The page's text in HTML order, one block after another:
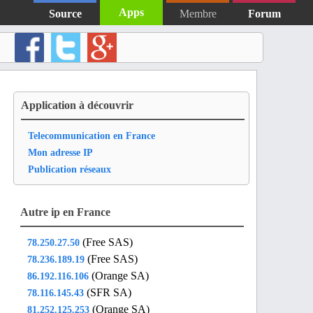
Source Apps Membre Forum
Application à découvrir
Telecommunication en France
Mon adresse IP
Publication réseaux
Autre ip en France
78.250.27.50 (Free SAS)
78.236.189.19 (Free SAS)
86.192.116.106 (Orange SA)
78.116.145.43 (SFR SA)
81.252.125.253 (Orange SA)